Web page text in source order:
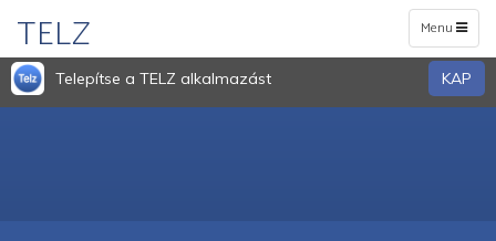
Toggle
navigation
Menu
TELZ
Telepítse a TELZ alkalmazást KAP